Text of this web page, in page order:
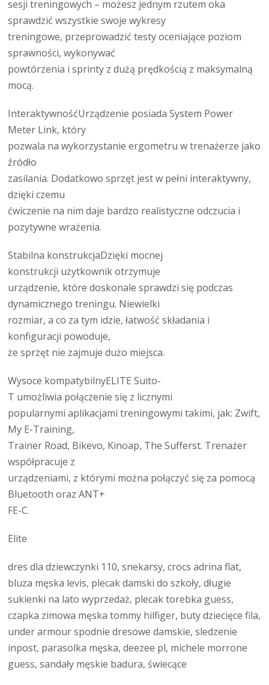
sesji treningowych – możesz jednym rzutem oka
sprawdzić wszystkie swoje wykresy
treningowe, przeprowadzić testy oceniające poziom
sprawności, wykonywać
powtórzenia i sprinty z dużą prędkością z maksymalną
mocą.
InteraktywnośćUrządzenie posiada System Power
Meter Link, który
pozwala na wykorzystanie ergometru w trenażerze jako
źródło
zasilania. Dodatkowo sprzęt jest w pełni interaktywny,
dzięki czemu
ćwiczenie na nim daje bardzo realistyczne odczucia i
pozytywne wrażenia.
Stabilna konstrukcjaDzięki mocnej
konstrukcji użytkownik otrzymuje
urządzenie, które doskonale sprawdzi się podczas
dynamicznego treningu. Niewielki
rozmiar, a co za tym idzie, łatwość składania i
konfiguracji powoduje,
że sprzęt nie zajmuje dużo miejsca.
Wysoce kompatybilnyELITE Suito-
T umożliwia połączenie się z licznymi
popularnymi aplikacjami treningowymi takimi, jak: Zwift,
My E-Training,
Trainer Road, Bikevo, Kinoap, The Sufferst. Trenażer
współpracuje z
urządzeniami, z którymi można połączyć się za pomocą
Bluetooth oraz ANT+
FE-C.
Elite
dres dla dziewczynki 110, snekarsy, crocs adrina flat,
bluza męska levis, plecak damski do szkoły, długie
sukienki na lato wyprzedaż, plecak torebka guess,
czapka zimowa męska tommy hilfiger, buty dziecięce fila,
under armour spodnie dresowe damskie, sledzenie
inpost, parasolka męska, deezee pl, michele morrone
guess, sandały męskie badura, świecące